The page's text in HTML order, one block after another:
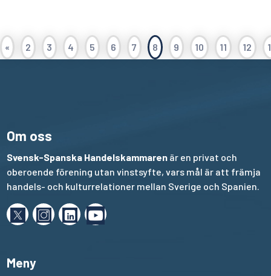
« 2 3 4 5 6 7 8 9 10 11 12
Om oss
Svensk-Spanska Handelskammaren är en privat och
oberoende förening utan vinstsyfte, vars mål är att främja
handels- och kulturrelationer mellan Sverige och Spanien.
Meny